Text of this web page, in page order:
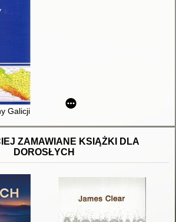
Galicji
ZAMAWIANE KSIĄŻKI DLA
DOROSŁYCH